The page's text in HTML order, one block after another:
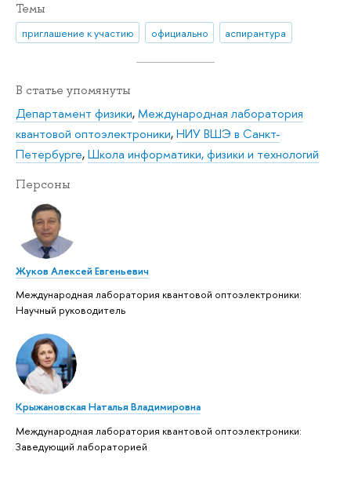
Темы
приглашение к участию официально аспирантура
В статье упомянуты
Департамент физики,Международная лаборатория
квантовой оптоэлектроники,НИУ ВШЭ в Санкт-
Петербурге,Школа информатики, физики и технологий
Персоны
Жуков Алексей Евгеньевич
Международная лаборатория квантовой оптоэлектроники:
Научный руководитель
Крыжановская Наталья Владимировна
Международная лаборатория квантовой оптоэлектроники:
Заведующий лабораторией